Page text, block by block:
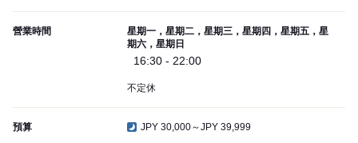
營業時間
星期一，星期二，星期三，星期四，星期五，星
期六，星期日
16:30 - 22:00
不定休
預算 JPY 30,000～JPY 39,999